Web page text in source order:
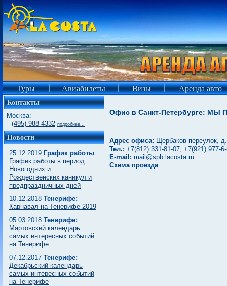
Туры Авиабилеты Визы
Аренда авто
Контакты
Москва:
(495) 988 4332 подробнее...
Новости
25.12.2019 График работы
График работы в период
Новогодних и
Рождественских каникул и
предпраздничных дней
10.12.2018 Тенерифе:
Карнавал на Тенерифе 2019
05.03.2018 Тенерифе:
Мартовский календарь
самых интересных событий
на Тенерифе
07.12.2017 Тенерифе:
Декабрьский календарь
самых интересных событий
на Тенерифе
Офис в Санкт-Петербурге: МЫ
Адрес офиса: Щербаков переулок,
Тел.: +7(812) 331-81-07, +7(921) 977-
E-mail: mail@spb.lacosta.ru
Схема проезда